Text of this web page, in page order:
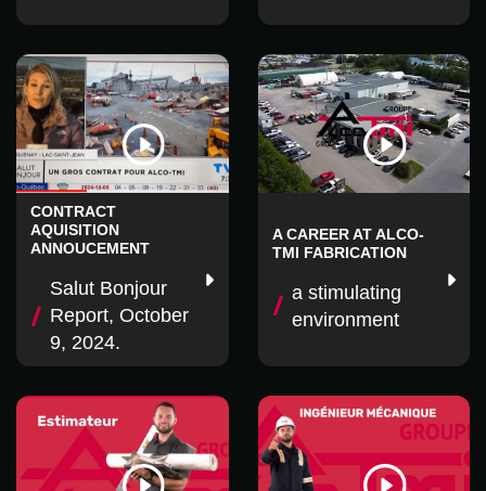
CONTRACT
AQUISITION
ANNOUCEMENT
Salut Bonjour
Report, October
9, 2024.
A CAREER AT ALCO-
TMI FABRICATION
a stimulating
environment